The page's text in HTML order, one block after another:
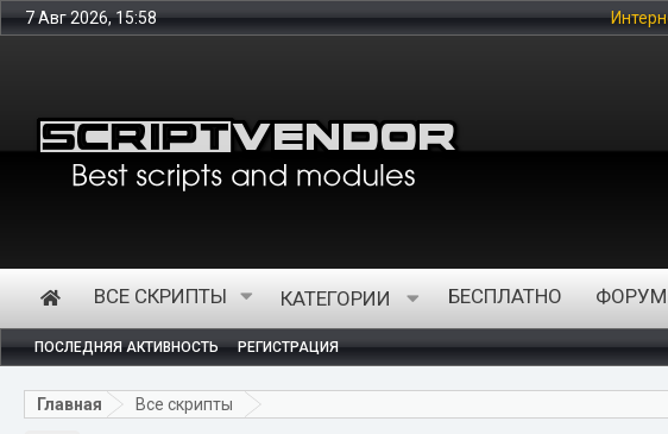
7 Авг 2026, 15:58 Интернет-магазин
ВСЕ СКРИПТЫ КАТЕГОРИИ БЕСПЛАТНО ФОРУМ
ПОСЛЕДНЯЯ АКТИВНОСТЬ РЕГИСТРАЦИЯ
Главная Все скрипты